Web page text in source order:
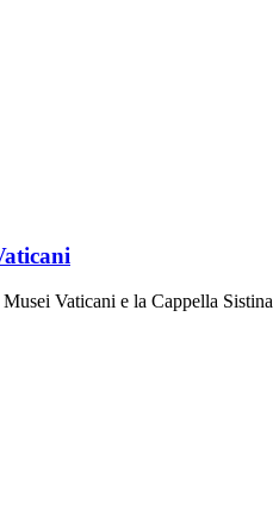
Vaticani e la Cappella Sistina